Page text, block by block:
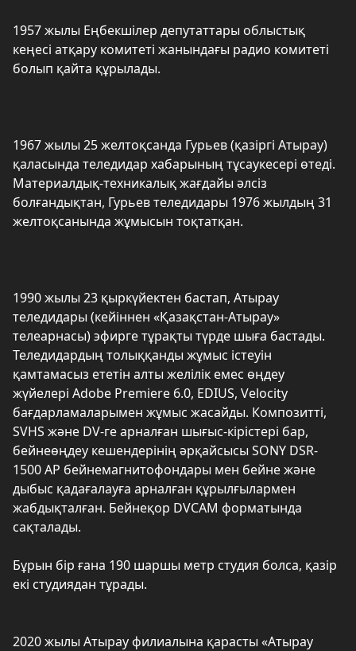
1957 жылы Еңбекшілер депутаттары облыстық
кеңесі атқару комитеті жанындағы радио комитеті
болып қайта құрылады.
1967 жылы 25 желтоқсанда Гурьев (қазіргі Атырау)
қаласында теледидар хабарының тұсаукесері өтеді.
Материалдық-техникалық жағдайы әлсіз
болғандықтан, Гурьев теледидары 1976 жылдың 31
желтоқсанында жұмысын тоқтатқан.
1990 жылы 23 қыркүйектен бастап, Атырау
теледидары (кейіннен «Қазақстан-Атырау»
телеарнасы) эфирге тұрақты түрде шыға бастады.
Теледидардың толыққанды жұмыс істеуін
қамтамасыз ететін алты желілік емес өңдеу
жүйелері Adobe Premiere 6.0, EDIUS, Velocity
бағдарламаларымен жұмыс жасайды. Композитті,
SVHS және DV-ге арналған шығыс-кірістері бар,
бейнеөңдеу кешендерінің әрқайсысы SONY DSR-
1500 AP бейнемагнитофондары мен бейне және
дыбыс қадағалауға арналған құрылғылармен
жабдықталған. Бейнеқор DVCAM форматында
сақталады.
Бұрын бір ғана 190 шаршы метр студия болса, қазір
екі студиядан тұрады.
2020 жылы Атырау филиалына қарасты «Атырау